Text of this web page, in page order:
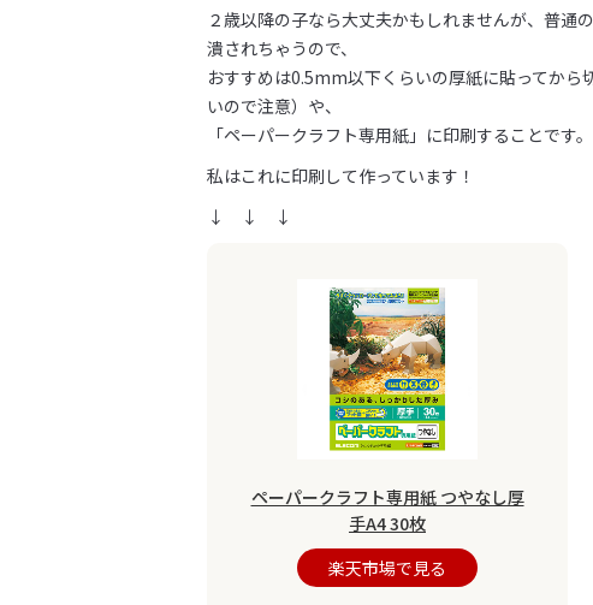
２歳以降の子なら大丈夫かもしれませんが、普通
潰されちゃうので、
おすすめは0.5mm以下くらいの厚紙に貼ってか
いので注意）や、
「ペーパークラフト専用紙」に印刷することです。
私はこれに印刷して作っています！
↓ ↓ ↓
ペーパークラフト専用紙 つやなし厚
手A4 30枚
楽天市場で見る